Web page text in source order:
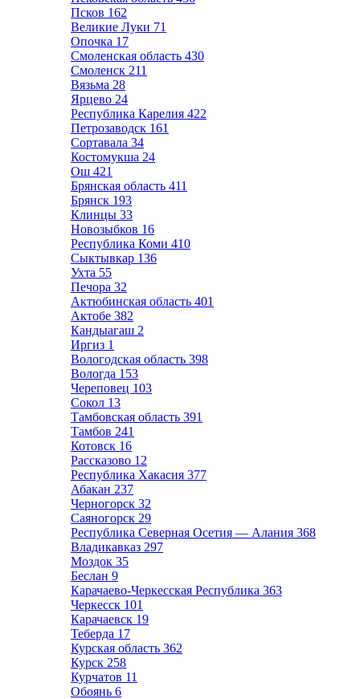
Псков 162
Великие Луки 71
Опочка 17
Смоленская область 430
Смоленск 211
Вязьма 28
Ярцево 24
Республика Карелия 422
Петрозаводск 161
Сортавала 34
Костомукша 24
Ош 421
Брянская область 411
Брянск 193
Клинцы 33
Новозыбков 16
Республика Коми 410
Сыктывкар 136
Ухта 55
Печора 32
Актюбинская область 401
Актобе 382
Кандыагаш 2
Иргиз 1
Вологодская область 398
Вологда 153
Череповец 103
Сокол 13
Тамбовская область 391
Тамбов 241
Котовск 16
Рассказово 12
Республика Хакасия 377
Абакан 237
Черногорск 32
Саяногорск 29
Республика Северная Осетия — Алания 368
Владикавказ 297
Моздок 35
Беслан 9
Карачаево-Черкесская Республика 363
Черкесск 101
Карачаевск 19
Теберда 17
Курская область 362
Курск 258
Курчатов 11
Обоянь 6